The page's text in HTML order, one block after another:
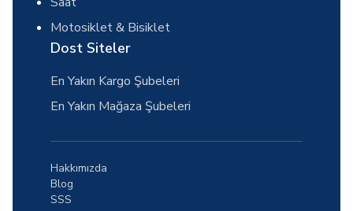
Motosiklet & Bisiklet
Dost Siteler
En Yakın Kargo Şubeleri
En Yakın Mağaza Şubeleri
Hakkımızda
Blog
SSS